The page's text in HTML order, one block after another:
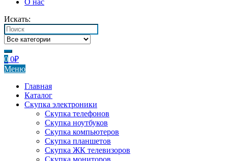
О нас
Искать:
0 0₽
Меню
Главная
Каталог
Скупка электроники
Скупка телефонов
Скупка ноутбуков
Скупка компьютеров
Скупка планшетов
Скупка ЖК телевизоров
Скупка мониторов